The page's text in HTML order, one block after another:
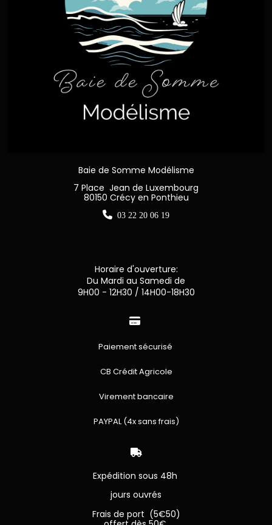
Baie de Somme Modélisme
7 Place Jean de Luxembourg
80150 Crécy en Ponthieu
 03 22 20 06 19
Horaire d'ouverture:
Du Mardi au Samedi de
9H00 - 12H30 / 14H00-18H30

Paiement sécurisé
CB Crédit Agricole
Virement bancaire
PAYPAL (4x sans frais)

Expédition sous 48h
jours ouvrés
Frais de port (5€50)